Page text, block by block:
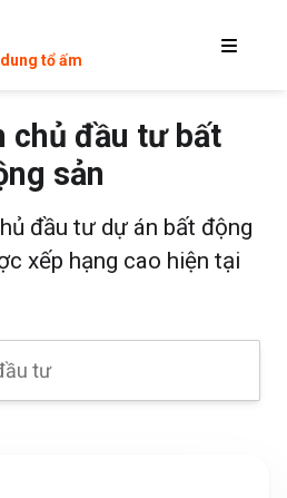
tổ ấm
chủ đầu tư bất
sản
đầu tư dự án bất động
xếp hạng cao hiện tại